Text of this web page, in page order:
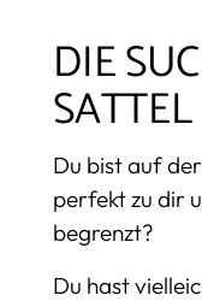
DIE
Du bist auf
perfekt zu dir
begrenzt?
Du hast